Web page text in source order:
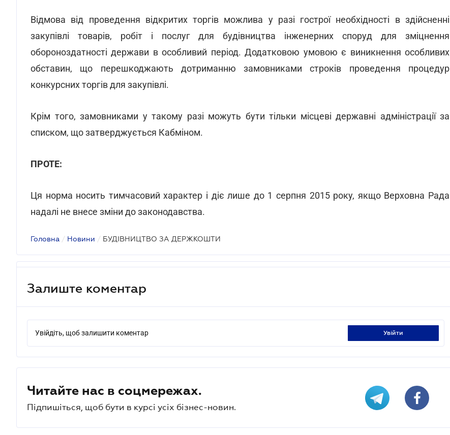
Відмова від проведення відкритих торгів можлива у разі гострої необхідності в здійсненні
закупівлі товарів, робіт і послуг для будівництва інженерних споруд для зміцнення
обороноздатності держави в особливий період. Додатковою умовою є виникнення особливих
обставин, що перешкоджають дотриманню замовниками строків проведення процедур
конкурсних торгів для закупівлі.
Крім того, замовниками у такому разі можуть бути тільки місцеві державні адміністрації за
списком, що затверджується Кабміном.
ПРОТЕ:
Ця норма носить тимчасовий характер і діє лише до 1 серпня 2015 року, якщо Верховна Рада
надалі не внесе зміни до законодавства.
Головна / Новини / БУДІВНИЦТВО ЗА ДЕРЖКОШТИ
Залиште коментар
Увійдіть, щоб залишити коментар увійти
Читайте нас в соцмережах.
Підпишіться, щоб бути в курсі усіх бізнес-новин.